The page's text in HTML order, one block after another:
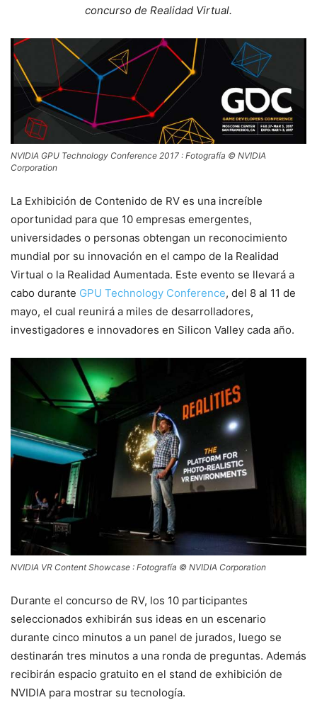
concurso de Realidad Virtual.
NVIDIA GPU Technology Conference 2017 : Fotografía © NVIDIA
Corporation
La Exhibición de Contenido de RV es una increíble
oportunidad para que 10 empresas emergentes,
universidades o personas obtengan un reconocimiento
mundial por su innovación en el campo de la Realidad
Virtual o la Realidad Aumentada. Este evento se llevará a
cabo durante GPU Technology Conference, del 8 al 11 de
mayo, el cual reunirá a miles de desarrolladores,
investigadores e innovadores en Silicon Valley cada año.
NVIDIA VR Content Showcase : Fotografía © NVIDIA Corporation
Durante el concurso de RV, los 10 participantes
seleccionados exhibirán sus ideas en un escenario
durante cinco minutos a un panel de jurados, luego se
destinarán tres minutos a una ronda de preguntas. Además
recibirán espacio gratuito en el stand de exhibición de
NVIDIA para mostrar su tecnología.